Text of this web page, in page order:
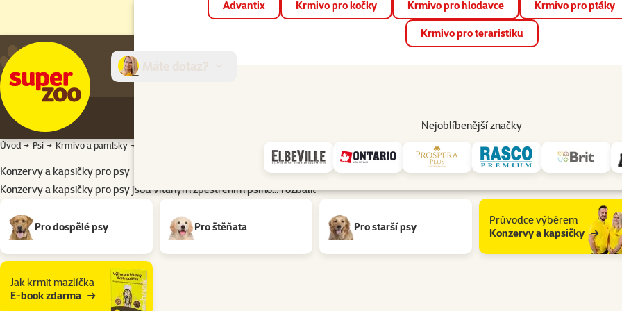
📱 Stáhněte si novou aplikaci Super zoo.Více informací
Advantix Krmivo pro kočky Krmivo pro hlodavce Krmivo pro ptáky
Krmivo pro teraristiku
Nejoblíbenější značky
Prodejny Služby
Úvod Psi Krmivo a pamlsky
Konzervy a kapsičky pro psy
Konzervy a kapsičky pro psy jsou vítaným zpestřením psího…rozbalit
Pro dospělé psy
Pro štěňata Pro starší psy
Průvodce výběrem
Konzervy a kapsičky
Jak krmit mazlíčka
E-book zdarma